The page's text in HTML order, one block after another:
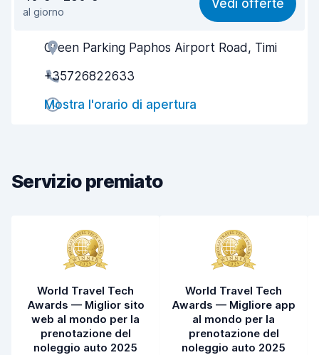
Facile da trovare 8,2
Gentilezza degli agenti
Rapidità del ritiro
Rapidità della riconsegna
Condizioni dell'auto
al giorno
Vedi offerte
Green Parking Paphos Airport Road, Timi
+35726822633
Mostra l'orario di apertura
Servizio premiato
World Travel Tech
Awards — Miglior sito
web al mondo per la
prenotazione del
noleggio auto 2025
World Travel Tech
Awards — Migliore app
al mondo per la
prenotazione del
noleggio auto 2025